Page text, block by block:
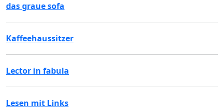
das graue sofa
Kaffeehaussitzer
Lector in fabula
Lesen mit Links